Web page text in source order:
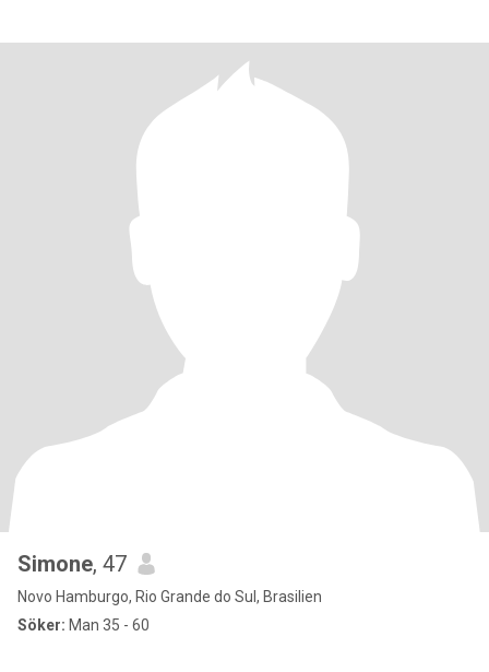
Simone, 47
Novo Hamburgo, Rio Grande do Sul, Brasilien
Söker: Man 35 - 60